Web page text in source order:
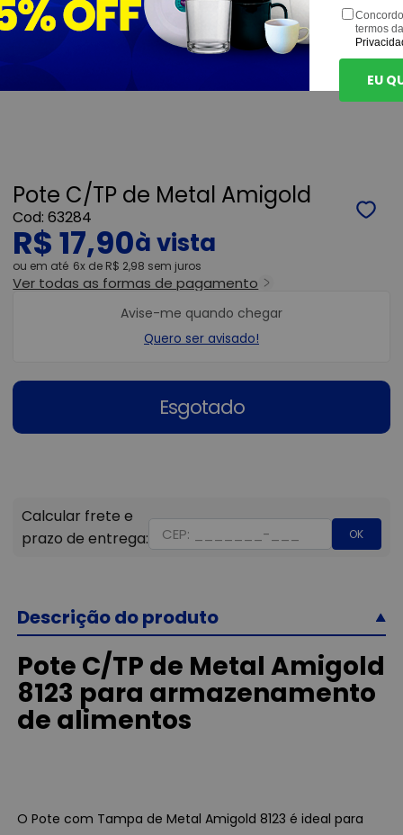
Pote C/TP de Metal Amigold
63284
R$ 17,90
ou 6x de R$ 2,98 sem juros
Ver todas as formas de pagamento
Esgotado
Avise-me quando chegar
Quero ser avisado!
OK
Descrição do produto
Pote C/TP de Metal Amigold
8123 para armazenamento
de alimentos
O Pote com Tampa de Metal Amigold 8123 é ideal para
termos
EU